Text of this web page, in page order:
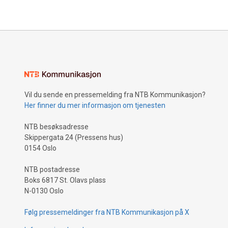
Vil du sende en pressemelding fra NTB Kommunikasjon?
Her finner du mer informasjon om tjenesten
NTB besøksadresse
Skippergata 24 (Pressens hus)
0154 Oslo
NTB postadresse
Boks 6817 St. Olavs plass
N-0130 Oslo
Følg pressemeldinger fra NTB Kommunikasjon på X